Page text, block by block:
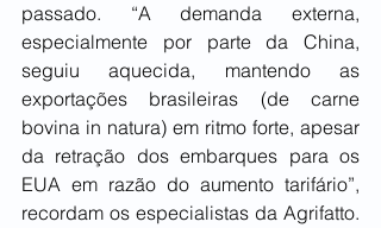
passado. “A demanda externa,
especialmente por parte da China,
seguiu aquecida, mantendo as
exportações brasileiras (de carne
bovina in natura) em ritmo forte, apesar
da retração dos embarques para os
EUA em razão do aumento tarifário”,
recordam os especialistas da Agrifatto.